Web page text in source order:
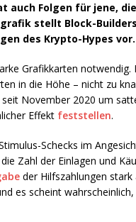
auch Folgen für jene,
stellt Block-
des Krypto-Hypes vor.
Grafikkarten notwendig.
in die Höhe – nicht zu
November 2020 um
Effekt feststellen.
Schecks im
Zahl der Einlagen und
der Hilfszahlungen stark
es scheint